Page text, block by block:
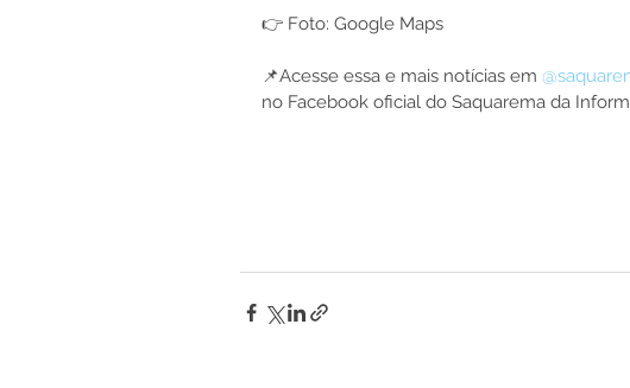
👉 Foto: Google Maps
📌Acesse essa e mais notícias em
no Facebook oficial do Saquarema da